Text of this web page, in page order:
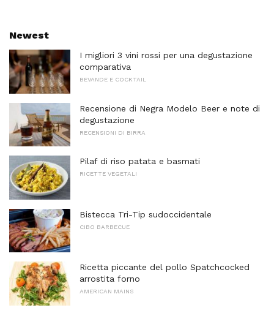
Newest
I migliori 3 vini rossi per una degustazione
comparativa
BEVANDE E COCKTAIL
Recensione di Negra Modelo Beer e note di
degustazione
RECENSIONI DI BIRRA
Pilaf di riso patata e basmati
RICETTE VEGETALI
Bistecca Tri-Tip sudoccidentale
CIBO BARBECUE
Ricetta piccante del pollo Spatchcocked
arrostita forno
AMERICAN MAINS